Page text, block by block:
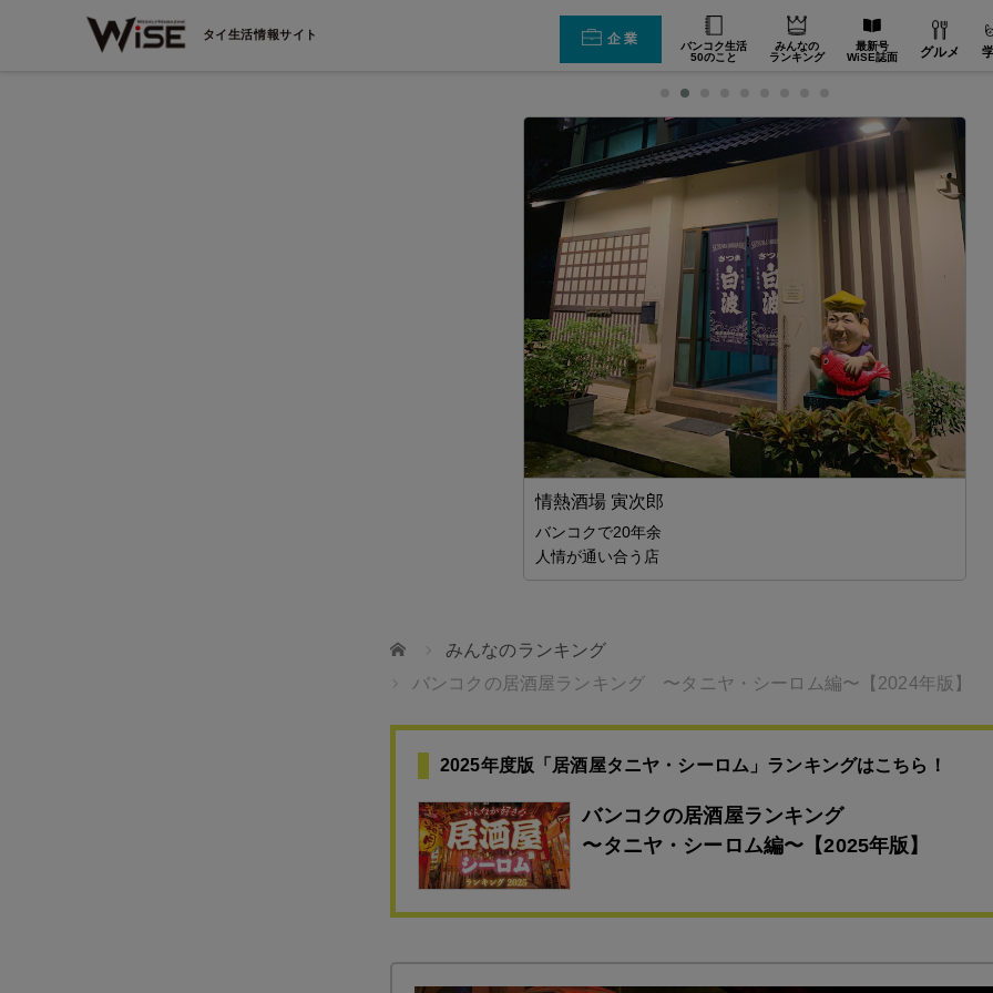
タイ生活情報サイト 企業
バンコク生活
50のこと
みんなの
ランキング
最新号
WiSE誌面
グルメ
情熱酒場 寅次郎
バンコクで20年余
人情が通い合う店
ホーム みんなのランキング
バンコクの居酒屋ランキング 〜タニヤ・シーロム編〜【2024年版】
2025年度版「居酒屋タニヤ・シーロム」ランキングはこちら！
バンコクの居酒屋ランキング
〜タニヤ・シーロム編〜【2025年版】